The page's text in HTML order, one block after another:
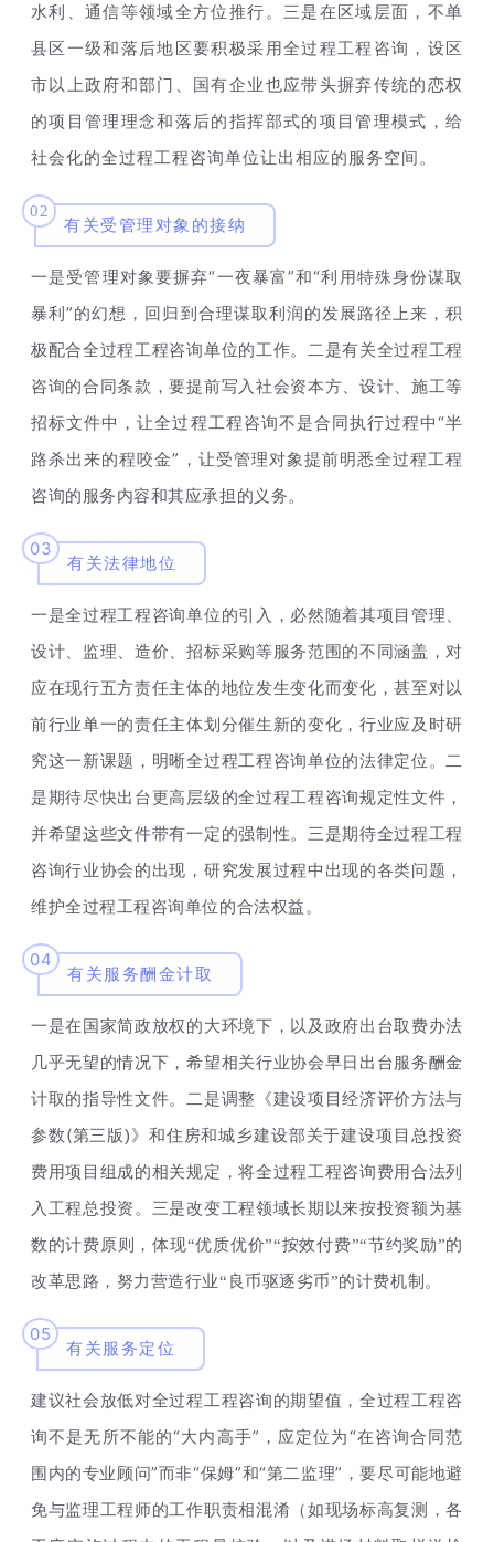
水利、通信等领域全方位推行。三是在区域层面，不单
县区一级和落后地区要积极采用全过程工程咨询，设区
市以上政府和部门、国有企业也应带头摒弃传统的恋权
的项目管理理念和落后的指挥部式的项目管理模式，给
社会化的全过程工程咨询单位让出相应的服务空间。
02
有关受管理对象的接纳
一是受管理对象要摒弃“一夜暴富”和“利用特殊身份谋取
暴利”的幻想，回归到合理谋取利润的发展路径上来，积
极配合全过程工程咨询单位的工作。二是有关全过程工程
咨询的合同条款，要提前写入社会资本方、设计、施工等
招标文件中，让全过程工程咨询不是合同执行过程中“半
路杀出来的程咬金”，让受管理对象提前明悉全过程工程
咨询的服务内容和其应承担的义务。
03
有关法律地位
一是全过程工程咨询单位的引入，必然随着其项目管理、
设计、监理、造价、招标采购等服务范围的不同涵盖，对
应在现行五方责任主体的地位发生变化而变化，甚至对以
前行业单一的责任主体划分催生新的变化，行业应及时研
究这一新课题，明晰全过程工程咨询单位的法律定位。二
是期待尽快出台更高层级的全过程工程咨询规定性文件，
并希望这些文件带有一定的强制性。三是期待全过程工程
咨询行业协会的出现，研究发展过程中出现的各类问题，
维护全过程工程咨询单位的合法权益。
04
有关服务酬金计取
一是在国家简政放权的大环境下，以及政府出台取费办法
几乎无望的情况下，希望相关行业协会早日出台服务酬金
计取的指导性文件。二是调整《建设项目经济评价方法与
参数(第三版)》和住房和城乡建设部关于建设项目总投资
费用项目组成的相关规定，将全过程工程咨询费用合法列
入工程总投资。三是改变工程领域长期以来按投资额为基
数的计费原则，体现“优质优价”“按效付费”“节约奖励”的
改革思路，努力营造行业“良币驱逐劣币”的计费机制。
05
有关服务定位
建议社会放低对全过程工程咨询的期望值，全过程工程咨
询不是无所不能的“大内高手”，应定位为“在咨询合同范
围内的专业顾问”而非“保姆”和“第二监理”，要尽可能地避
免与监理工程师的工作职责相混淆（如现场标高复测，各